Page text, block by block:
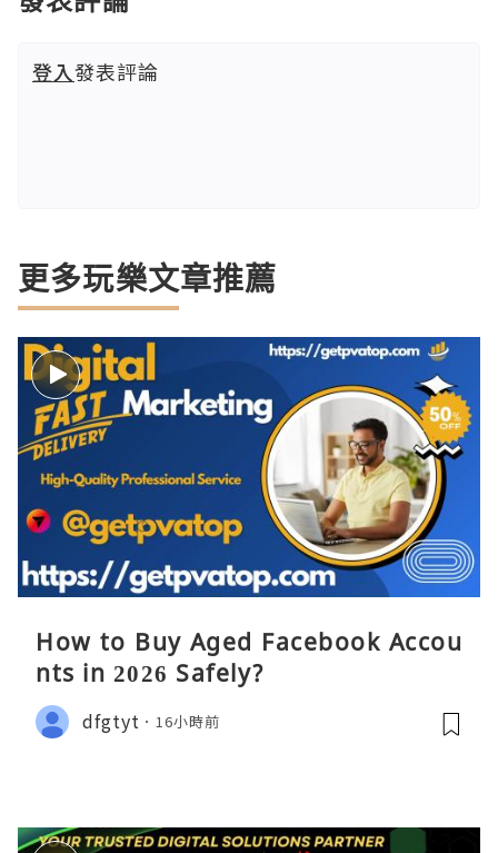
登入發表評論
更多玩樂文章推薦
How to Buy Aged Facebook Accou
nts in 2026 Safely?
dfgtyt 16小時前